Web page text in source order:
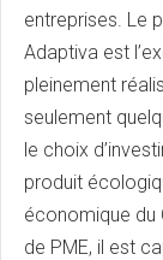
entreprises. Le
Adaptiva est
pleinement
seulement
le choix
produit
économique du
de PME, il est